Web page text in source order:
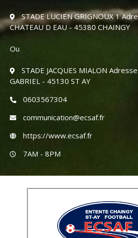
STADE LUCIEN GRIGNOUX 1
CHATEAU D EAU - 45380 CHAINGY
Ou
STADE JACQUES MIALON
GABRIEL - 45130 ST AY
0603567304
communication@ecsaf.fr
https://www.ecsaf.fr
7AM - 8PM